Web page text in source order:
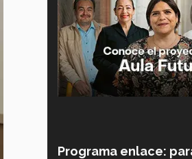
Programa enlace: